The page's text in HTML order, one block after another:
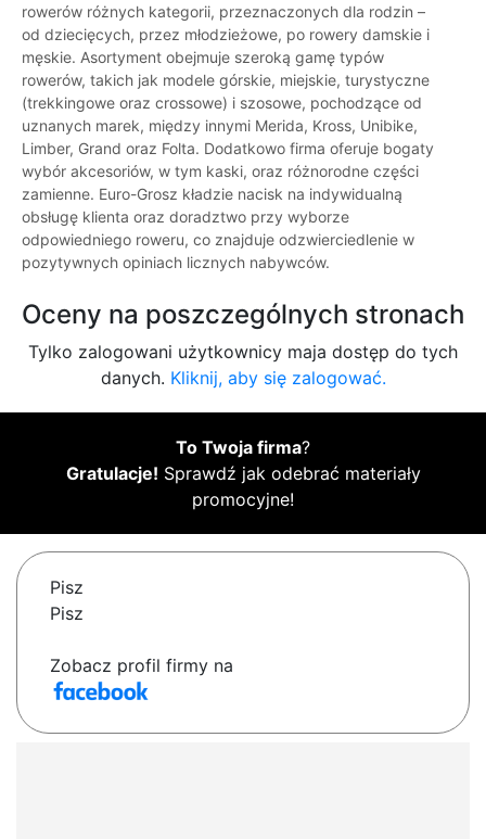
rowerów różnych kategorii, przeznaczonych dla rodzin –
od dziecięcych, przez młodzieżowe, po rowery damskie i
męskie. Asortyment obejmuje szeroką gamę typów
rowerów, takich jak modele górskie, miejskie, turystyczne
(trekkingowe oraz crossowe) i szosowe, pochodzące od
uznanych marek, między innymi Merida, Kross, Unibike,
Limber, Grand oraz Folta. Dodatkowo firma oferuje bogaty
wybór akcesoriów, w tym kaski, oraz różnorodne części
zamienne. Euro-Grosz kładzie nacisk na indywidualną
obsługę klienta oraz doradztwo przy wyborze
odpowiedniego roweru, co znajduje odzwierciedlenie w
pozytywnych opiniach licznych nabywców.
Oceny na poszczególnych stronach
Tylko zalogowani użytkownicy maja dostęp do tych
danych. Kliknij, aby się zalogować.
To Twoja firma?
Gratulacje! Sprawdź jak odebrać materiały
promocyjne!
Pisz
Pisz
Zobacz profil firmy na